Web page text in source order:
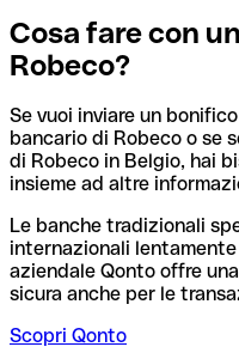
Cosa fare con
Robeco?
Se vuoi inviare un
bancario di Robeco o se
di Robeco in Belgio, hai
insieme ad altre
Le banche tradizionali
internazionali
aziendale Qonto offre
sicura anche per le
Scopri Qonto